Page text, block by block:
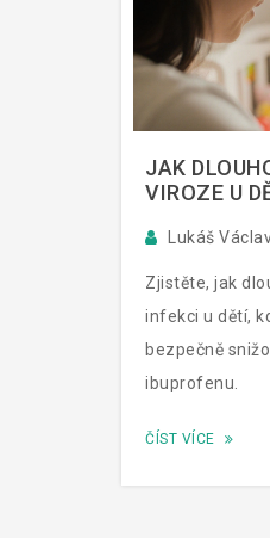
JAK
VIROZE U
Lukáš
Zjistěte, jak
infekci u dětí,
bezpečně
ibuprofenu.
ČÍST VÍCE